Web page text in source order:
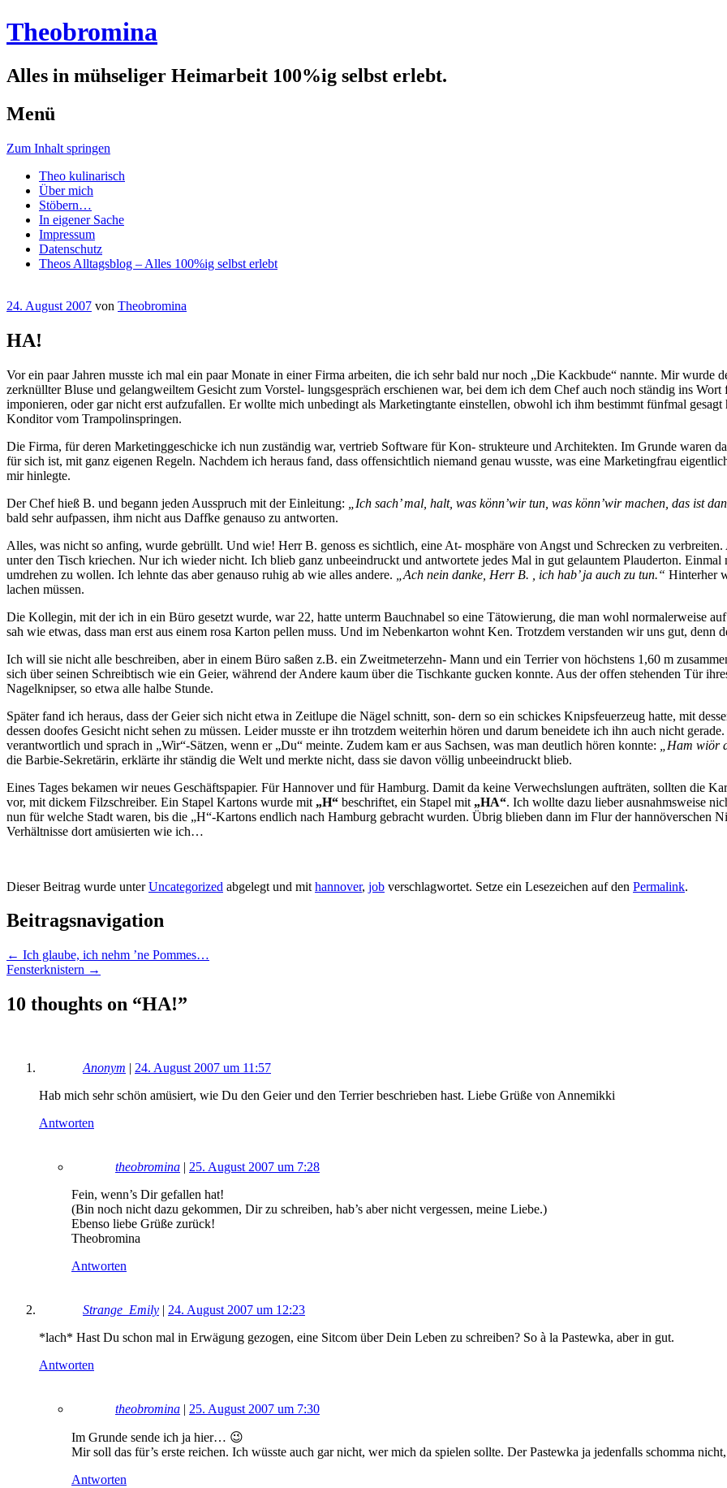
Theobromina
Alles in mühseliger Heimarbeit 100%ig selbst erlebt.
Menü
Zum Inhalt springen
Theo kulinarisch
Über mich
Stöbern…
In eigener Sache
Impressum
Datenschutz
Theos Alltagsblog – Alles 100%ig selbst erlebt
24. August 2007 von Theobromina
HA!
Vor ein paar Jahren musste ich mal ein paar Monate in einer Firma arbeiten, die ich sehr bald nur noch „Die Kackbude“ nannte. Mir wurde
zerknüllter Bluse und gelangweiltem Gesicht zum Vorstel- lungsgespräch erschienen war, bei dem ich dem Chef auch noch ständig ins
imponieren, oder gar nicht erst aufzufallen. Er wollte mich unbedingt als Marketingtante einstellen, obwohl ich ihm bestimmt fünfmal
Konditor vom Trampolinspringen.
Die Firma, für deren Marketinggeschicke ich nun zuständig war, vertrieb Software für Kon- strukteure und Architekten. Im Grunde waren
für sich ist, mit ganz eigenen Regeln. Nachdem ich heraus fand, dass offensichtlich niemand genau wusste, was eine Marketingfrau
mir hinlegte.
Der Chef hieß B. und begann jeden Ausspruch mit der Einleitung:
„Ich sach’ mal, halt, was könn’wir tun, was könn’wir machen, das ist
bald sehr aufpassen, ihm nicht aus Daffke genauso zu antworten.
Alles, was nicht so anfing, wurde gebrüllt. Und wie! Herr B. genoss es sichtlich, eine At- mosphäre von Angst und Schrecken zu
unter den Tisch kriechen. Nur ich wieder nicht. Ich blieb ganz unbeeindruckt und antwortete jedes Mal in gut gelauntem Plauderton. Einmal
umdrehen zu wollen. Ich lehnte das aber genauso ruhig ab wie alles andere.
„Ach nein danke, Herr B. , ich hab’ ja auch zu tun.“ Hinterher
lachen müssen.
Die Kollegin, mit der ich in ein Büro gesetzt wurde, war 22, hatte unterm Bauchnabel so eine Tätowierung, die man wohl normalerweise
sah wie etwas, dass man erst aus einem rosa Karton pellen muss. Und im Nebenkarton wohnt Ken. Trotzdem verstanden wir uns gut, denn
Ich will sie nicht alle beschreiben, aber in einem Büro saßen z.B. ein Zweitmeterzehn- Mann und ein Terrier von höchstens 1,60 m
sich über seinen Schreibtisch wie ein Geier, während der Andere kaum über die Tischkante gucken konnte. Aus der offen stehenden Tür
Nagelknipser, so etwa alle halbe Stunde.
Später fand ich heraus, dass der Geier sich nicht etwa in Zeitlupe die Nägel schnitt, son- dern so ein schickes Knipsfeuerzeug hatte, mit
dessen doofes Gesicht nicht sehen zu müssen. Leider musste er ihn trotzdem weiterhin hören und darum beneidete ich ihn auch nicht
verantwortlich und sprach in „Wir“-Sätzen, wenn er „Du“ meinte. Zudem kam er aus Sachsen, was man deutlich hören konnte:
„Ham wiör
die Barbie-Sekretärin, erklärte ihr ständig die Welt und merkte nicht, dass sie davon völlig unbeeindruckt blieb.
Eines Tages bekamen wir neues Geschäftspapier. Für Hannover und für Hamburg. Damit da keine Verwechslungen aufträten, sollten die
vor, mit dickem Filzschreiber. Ein Stapel Kartons wurde mit „H“ beschriftet, ein Stapel mit „HA“. Ich wollte dazu lieber ausnahmsweise
nun für welche Stadt waren, bis die „H“-Kartons endlich nach Hamburg gebracht wurden. Übrig blieben dann im Flur der hannöverschen
Verhältnisse dort amüsierten wie ich…
Dieser Beitrag wurde unterUncategorized abgelegt und mit hannover, job verschlagwortet. Setze ein Lesezeichen auf den Permalink.
Beitragsnavigation
← Ich glaube, ich nehm ’ne Pommes…
Fensterknistern →
10 thoughts on “HA!”
Anonym | 24. August 2007 um 11:57
Hab mich sehr schön amüsiert, wie Du den Geier und den Terrier beschrieben hast. Liebe Grüße von Annemikki
Antworten
theobromina | 25. August 2007 um 7:28
Fein, wenn’s Dir gefallen hat!
(Bin noch nicht dazu gekommen, Dir zu schreiben, hab’s aber nicht vergessen, meine Liebe.)
Ebenso liebe Grüße zurück!
Theobromina
Antworten
Strange_Emily | 24. August 2007 um 12:23
*lach* Hast Du schon mal in Erwägung gezogen, eine Sitcom über Dein Leben zu schreiben? So à la Pastewka, aber in gut.
Antworten
theobromina | 25. August 2007 um 7:30
Im Grunde sende ich ja hier… 😉
Mir soll das für’s erste reichen. Ich wüsste auch gar nicht, wer mich da spielen sollte. Der Pastewka ja jedenfalls schomma
Antworten